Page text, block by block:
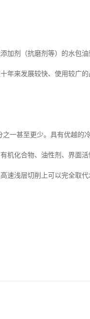
加剂（抗磨剂等）的水包油
年来发展较快、使用较广的
一甚至更少。具有优越的冷
机化合物、油性剂、界面活
速浅层切削上可以完全取代